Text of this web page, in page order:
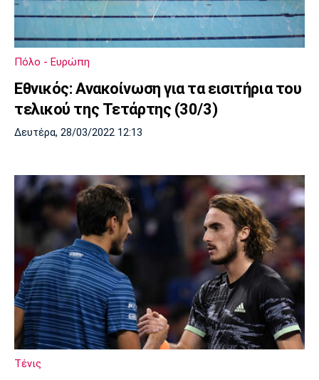
Πόλο - Ευρώπη
Εθνικός: Ανακοίνωση για τα εισιτήρια του
τελικού της Τετάρτης (30/3)
Δευτέρα, 28/03/2022 12:13
Τένις